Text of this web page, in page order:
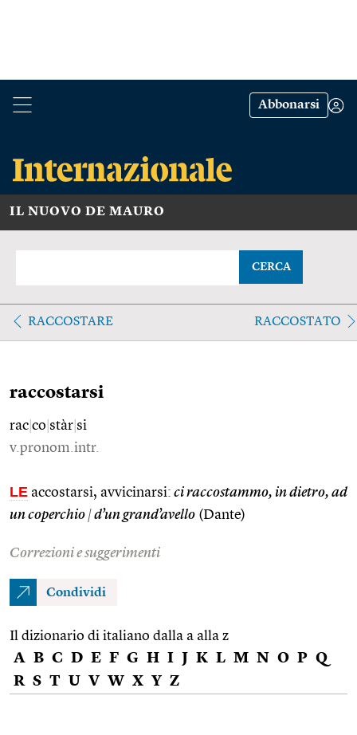
Abbonarsi
IL NUOVO DE MAURO
CERCA
RACCOSTARE RACCOSTATO
raccostarsi
rac co stàr si
v.pronom.intr.
LE accostarsi, avvicinarsi: ci raccostammo, in dietro, ad
un coperchio |d’un grand’avello (Dante)
Correzioni e suggerimenti
Condividi
Il dizionario di italiano dalla a alla z
A B C D E F G H I J K L M N O P Q
R S T U V W X Y Z